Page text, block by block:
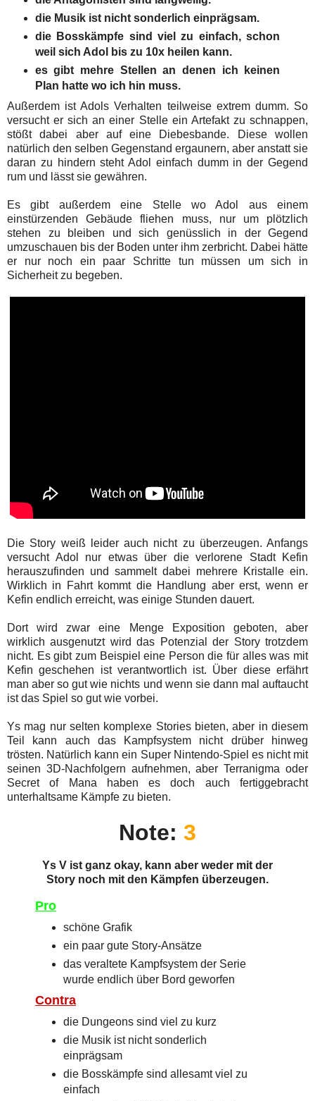
die Musik ist nicht sonderlich einprägsam.
die Bosskämpfe sind viel zu einfach, schon
weil sich Adol bis zu 10x heilen kann.
es gibt mehre Stellen an denen ich keinen
Plan hatte wo ich hin muss.
Außerdem ist Adols Verhalten teilweise extrem dumm. So
versucht er sich an einer Stelle ein Artefakt zu schnappen,
stößt dabei aber auf eine Diebesbande. Diese wollen
natürlich den selben Gegenstand ergaunern, aber anstatt sie
daran zu hindern steht Adol einfach dumm in der Gegend
rum und lässt sie gewähren.
Es gibt außerdem eine Stelle wo Adol aus einem
einstürzenden Gebäude fliehen muss, nur um plötzlich
stehen zu bleiben und sich genüsslich in der Gegend
umzuschauen bis der Boden unter ihm zerbricht. Dabei hätte
er nur noch ein paar Schritte tun müssen um sich in
Sicherheit zu begeben.
Die Story weiß leider auch nicht zu überzeugen. Anfangs
versucht Adol nur etwas über die verlorene Stadt Kefin
herauszufinden und sammelt dabei mehrere Kristalle ein.
Wirklich in Fahrt kommt die Handlung aber erst, wenn er
Kefin endlich erreicht, was einige Stunden dauert.
Dort wird zwar eine Menge Exposition geboten, aber
wirklich ausgenutzt wird das Potenzial der Story trotzdem
nicht. Es gibt zum Beispiel eine Person die für alles was mit
Kefin geschehen ist verantwortlich ist. Über diese erfährt
man aber so gut wie nichts und wenn sie dann mal auftaucht
ist das Spiel so gut wie vorbei.
Ys mag nur selten komplexe Stories bieten, aber in diesem
Teil kann auch das Kampfsystem nicht drüber hinweg
trösten. Natürlich kann ein Super Nintendo-Spiel es nicht mit
seinen 3D-Nachfolgern aufnehmen, aber Terranigma oder
Secret of Mana haben es doch auch fertiggebracht
unterhaltsame Kämpfe zu bieten.
Note: 3
Ys V ist ganz okay, kann aber weder mit der
Story noch mit den Kämpfen überzeugen.
Pro
schöne Grafik
ein paar gute Story-Ansätze
das veraltete Kampfsystem der Serie
wurde endlich über Bord geworfen
Contra
die Dungeons sind viel zu kurz
die Musik ist nicht sonderlich
einprägsam
die Bosskämpfe sind allesamt viel zu
einfach